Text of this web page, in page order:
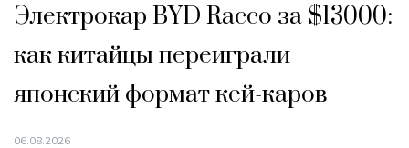
Электрокар BYD Racco за $13000:
как китайцы переиграли
японский формат кей-каров
06.08.2026